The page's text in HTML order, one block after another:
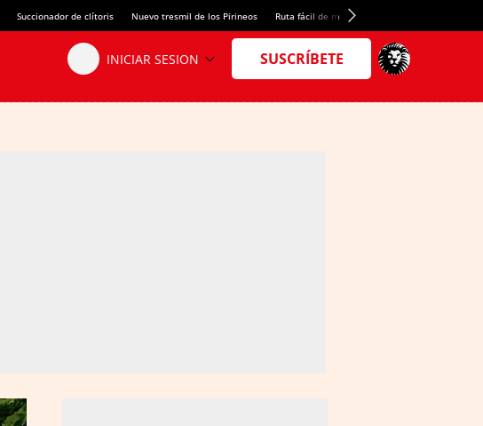
Succionador de clítoris Nuevo tresmil de los Pirineos Ruta fácil de montaña